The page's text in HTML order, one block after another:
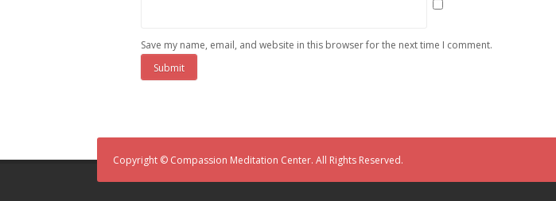
Save my name, email, and website in this browser for the next time I comment.
Copyright © Compassion Meditation Center. All Rights Reserved.